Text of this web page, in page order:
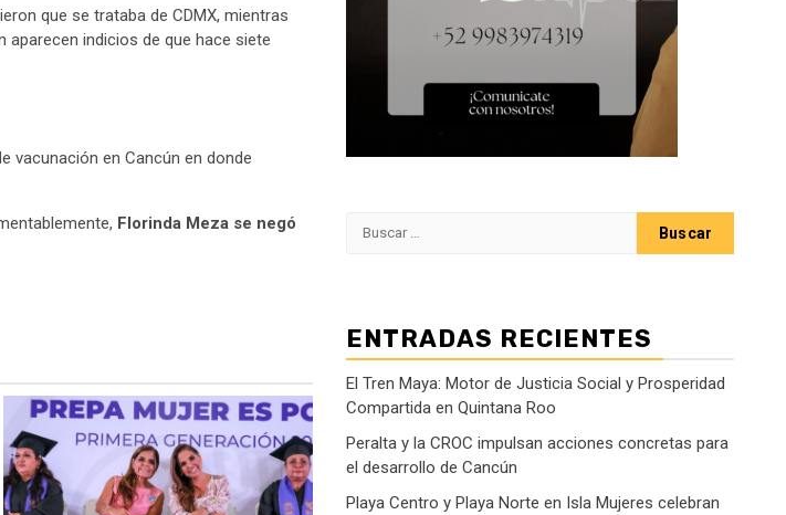
que se trataba de CDMX, mientras
aparecen indicios de que hace siete
vacunación en Cancún en donde
Florinda Meza se negó
Buscar:
ENTRADAS RECIENTES
El Tren Maya: Motor de Justicia Social y Prosperidad
Compartida en Quintana Roo
Peralta y la CROC impulsan acciones concretas para
el desarrollo de Cancún
Playa Centro y Playa Norte en Isla Mujeres celebran